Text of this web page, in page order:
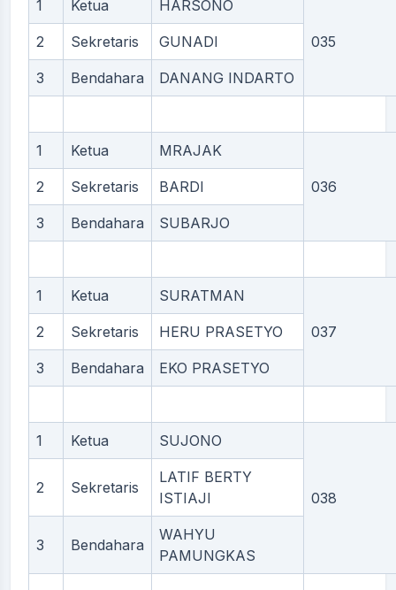
1 Ketua HARSONO
035
2 Sekretaris GUNADI
3 Bendahara DANANG INDARTO
1 Ketua MRAJAK
036
2 Sekretaris BARDI
3 Bendahara SUBARJO
1 Ketua SURATMAN
037
2 Sekretaris HERU PRASETYO
3 Bendahara EKO PRASETYO
1 Ketua SUJONO
038
2 Sekretaris
LATIF BERTY
ISTIAJI
3 Bendahara
WAHYU
PAMUNGKAS